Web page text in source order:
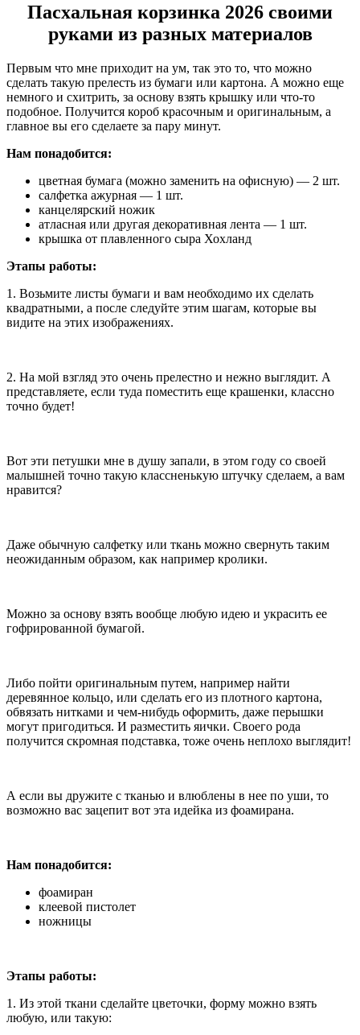
Пасхальная корзинка 2026 своими
руками из разных материалов
Первым что мне приходит на ум, так это то, что можно
сделать такую прелесть из бумаги или картона. А можно еще
немного и схитрить, за основу взять крышку или что-то
подобное. Получится короб красочным и оригинальным, а
главное вы его сделаете за пару минут.
Нам понадобится:
цветная бумага (можно заменить на офисную) — 2 шт.
салфетка ажурная — 1 шт.
канцелярский ножик
атласная или другая декоративная лента — 1 шт.
крышка от плавленного сыра Хохланд
Этапы работы:
1. Возьмите листы бумаги и вам необходимо их сделать
квадратными, а после следуйте этим шагам, которые вы
видите на этих изображениях.
2. На мой взгляд это очень прелестно и нежно выглядит. А
представляете, если туда поместить еще крашенки, классно
точно будет!
Вот эти петушки мне в душу запали, в этом году со своей
малышней точно такую классненькую штучку сделаем, а вам
нравится?
Даже обычную салфетку или ткань можно свернуть таким
неожиданным образом, как например кролики.
Можно за основу взять вообще любую идею и украсить ее
гофрированной бумагой.
Либо пойти оригинальным путем, например найти
деревянное кольцо, или сделать его из плотного картона,
обвязать нитками и чем-нибудь оформить, даже перышки
могут пригодиться. И разместить яички. Своего рода
получится скромная подставка, тоже очень неплохо выглядит!
А если вы дружите с тканью и влюблены в нее по уши, то
возможно вас зацепит вот эта идейка из фоамирана.
Нам понадобится:
фоамиран
клеевой пистолет
ножницы
Этапы работы:
1. Из этой ткани сделайте цветочки, форму можно взять
любую, или такую: